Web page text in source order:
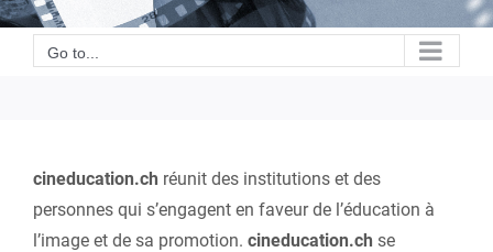
Go to...
cineducation.ch réunit des institutions et des
personnes qui s’engagent en faveur de l’éducation à
l’image et de sa promotion. cineducation.ch se